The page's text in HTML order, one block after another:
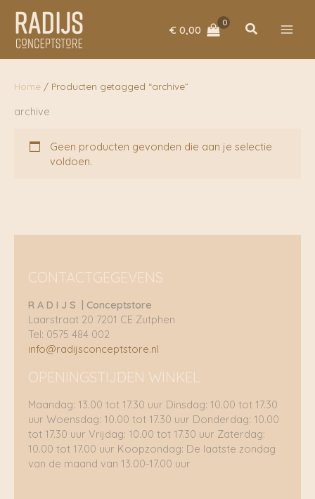
naar
inhoud
€ 0,00 Zoeken
Home / Producten getagged “archive”
archive
Geen producten gevonden die aan je selectie
voldoen.
CONTACTGEGEVENS
R A D I J S | Conceptstore
Laarstraat 20 7201 CE Zutphen
Tel: 0575 484 002
info@radijsconceptstore.nl
OPENINGSTIJDEN WINKEL
Maandag: 13.00 tot 17.30 uur Dinsdag: 10.00 tot 17.30
uur Woensdag: 10.00 tot 17.30 uur Donderdag: 10.00
tot 17.30 uur Vrijdag: 10.00 tot 17.30 uur Zaterdag:
10.00 tot 17.00 uur Koopzondag: De laatste zondag
van de maand van 13.00-17.00 uur